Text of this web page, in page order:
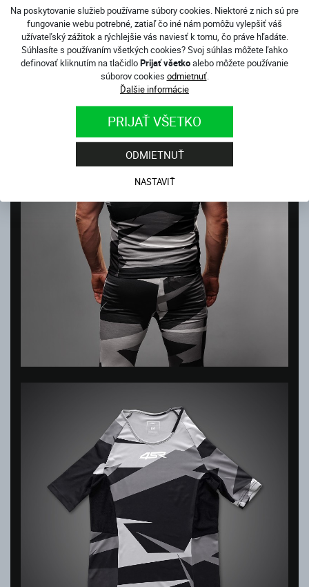
Na poskytovanie služieb používame súbory cookies. Niektoré z nich sú pre
fungovanie webu potrebné, zatiaľ čo iné nám pomôžu vylepšiť váš
užívateľský zážitok a rýchlejšie vás naviesť k tomu, čo práve hľadáte.
Súhlasíte s používaním všetkých cookies? Svoj súhlas môžete ľahko
definovať kliknutím na tlačidloPrijať všetkoalebo môžete používanie
súborov cookies odmietnuť.
Ďalšie informácie
PRIJAŤ VŠETKO
ODMIETNUŤ
NASTAVIŤ